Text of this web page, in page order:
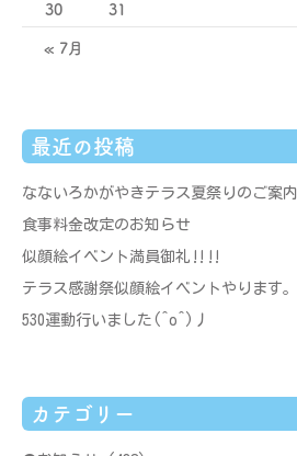
30 31
« 7月
最近の投稿
なないろかがやきテラス夏祭りのご案内
食事料金改定のお知らせ
似顔絵イベント満員御礼‼‼
テラス感謝祭似顔絵イベントやります。
530運動行いました(^o^)丿
カテゴリー